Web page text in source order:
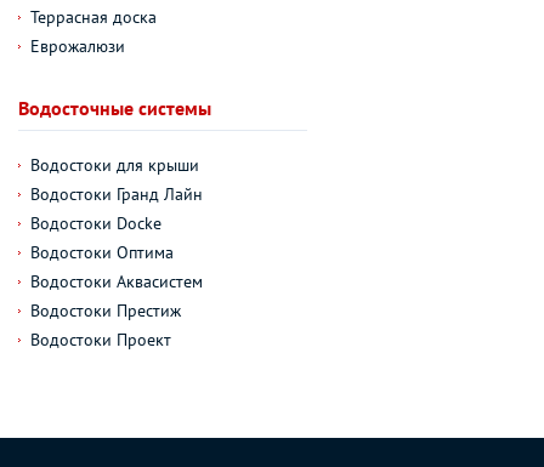
Террасная доска
Еврожалюзи
Водосточные системы
Водостоки для крыши
Водостоки Гранд Лайн
Водостоки Docke
Водостоки Оптима
Водостоки Аквасистем
Водостоки Престиж
Водостоки Проект